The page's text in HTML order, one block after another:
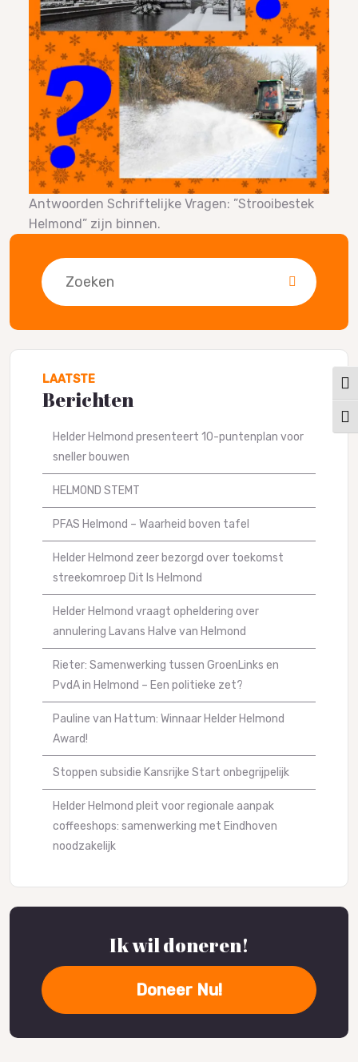
Antwoorden Schriftelijke Vragen: ”Strooibestek
Helmond” zijn binnen.
Zoeken
LAATSTE
Berichten
Helder Helmond presenteert 10-puntenplan voor
sneller bouwen
HELMOND STEMT
PFAS Helmond – Waarheid boven tafel
Helder Helmond zeer bezorgd over toekomst
streekomroep Dit Is Helmond
Helder Helmond vraagt opheldering over
annulering Lavans Halve van Helmond
Rieter: Samenwerking tussen GroenLinks en
PvdA in Helmond – Een politieke zet?
Pauline van Hattum: Winnaar Helder Helmond
Award!
Stoppen subsidie Kansrijke Start onbegrijpelijk
Helder Helmond pleit voor regionale aanpak
coffeeshops: samenwerking met Eindhoven
noodzakelijk
Ik wil doneren!
Doneer Nu!